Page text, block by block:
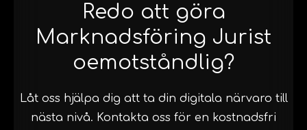
Redo att göra
Marknadsföring Jurist
oemotståndlig?
Låt oss hjälpa dig att ta din digitala närvaro till
nästa nivå. Kontakta oss för en kostnadsfri